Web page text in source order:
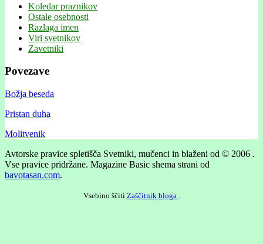
Koledar praznikov
Ostale osebnosti
Razlaga imen
Viri svetnikov
Zavetniki
Povezave
Božja beseda
Pristan duha
Molitvenik
Avtorske pravice spletišča Svetniki, mučenci in blaženi od © 2006 .
Vse pravice pridržane. Magazine Basic shema strani od
bavotasan.com.
Vsebino ščiti Zaščitnik bloga